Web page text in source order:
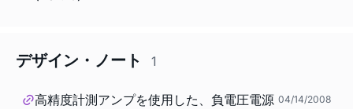
デザイン・ノート 1
高精度計測アンプを使用した、負電圧電源 04/14/2008